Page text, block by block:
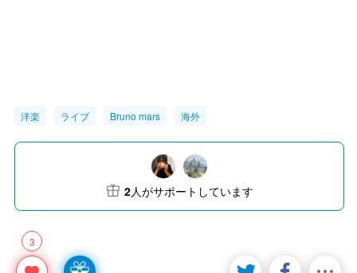
洋楽 ライブ Bruno mars 海外
3
2人がサポートしています